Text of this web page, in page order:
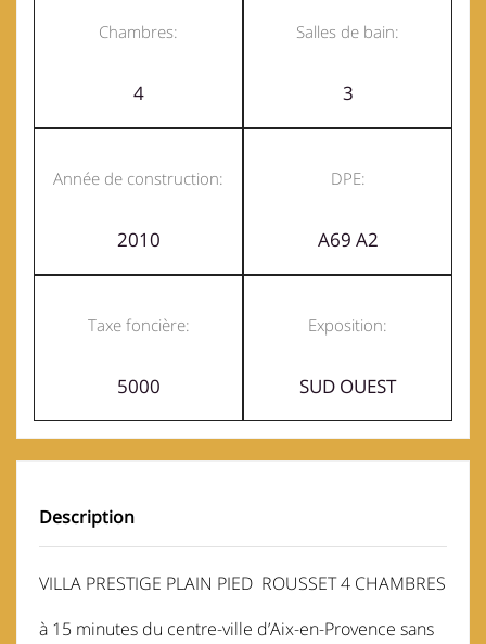
Chambres:
4
Salles de bain:
3
Année de construction:
2010
DPE:
A69 A2
Taxe foncière:
5000
Exposition:
SUD OUEST
Description
VILLA PRESTIGE PLAIN PIED ROUSSET 4 CHAMBRES
à 15 minutes du centre-ville d’Aix-en-Provence sans